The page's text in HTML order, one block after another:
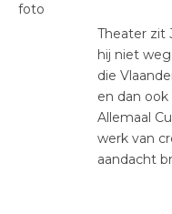
Theater zit
hij niet
die
en dan
Allemaal
werk van
aandacht